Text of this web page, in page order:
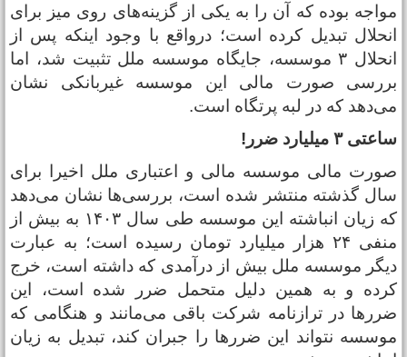
بوده که آن را به یکی از گزینه‌های روی میز برای
تبدیل کرده است؛ درواقع با وجود اینکه پس از
انحلال ۳ موسسه، جایگاه موسسه ملل تثبیت شد، اما
صورت مالی این موسسه غیربانکی نشان
که در لبه پرتگاه است.
۳ میلیارد ضرر!
مالی موسسه مالی و اعتباری ملل اخیرا برای
گذشته منتشر شده است، بررسی‌ها نشان می‌دهد
که زیان انباشته این موسسه طی سال ۱۴۰۳ به بیش از
منفی ۲۴ هزار میلیارد تومان رسیده است؛ به عبارت
موسسه ملل بیش از درآمدی که داشته است، خرج
و به همین دلیل متحمل ضرر شده است، این
در ترازنامه شرکت باقی می‌مانند و هنگامی که
نتواند این ضرر‌ها را جبران کند، تبدیل به زیان